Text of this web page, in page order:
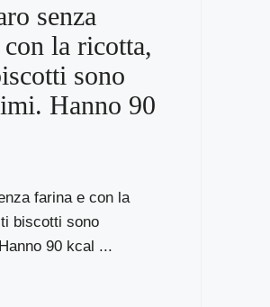
senza
la ricotta,
sono
Hanno 90
farina e con la
biscotti sono
90 kcal ...